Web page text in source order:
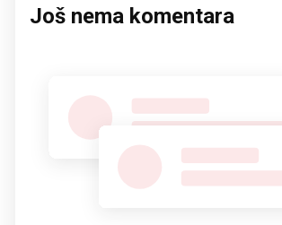
Još nema komentara